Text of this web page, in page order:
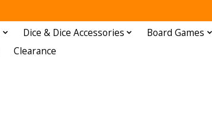
Dice & Dice Accessories
Board Games
Clearance